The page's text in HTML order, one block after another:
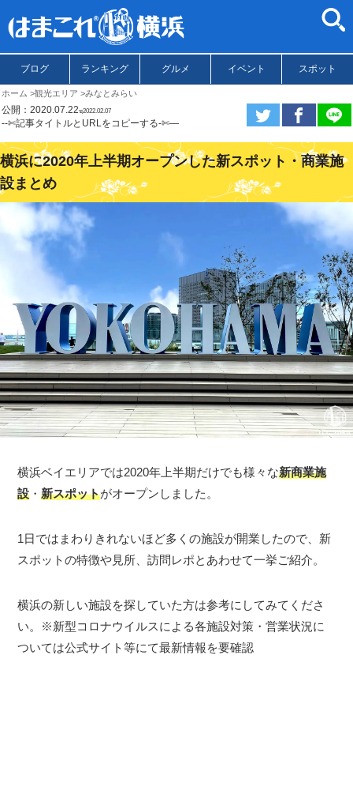
ブログ ランキング グルメ イベント スポット
ホーム 観光エリア みなとみらい
公開：2020.07.22ಇ2022.02.07
--✄記事タイトルとURLをコピーする-✄—
横浜に2020年上半期オープンした新スポット・商業施
設まとめ
横浜ベイエリアでは2020年上半期だけでも様々な新商業施
設 ・新スポットがオープンしました。
1日ではまわりきれないほど多くの施設が開業したので、新
スポットの特徴や見所、訪問レポとあわせて一挙ご紹介。
横浜の新しい施設を探していた方は参考にしてみてくださ
い。※新型コロナウイルスによる各施設対策・営業状況に
ついては公式サイト等にて最新情報を要確認